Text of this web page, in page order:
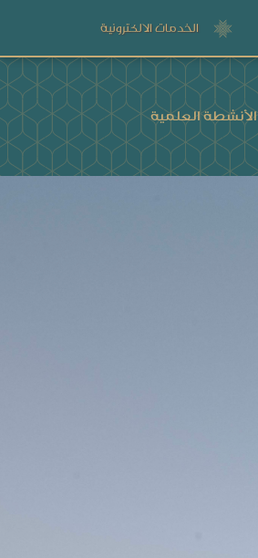
الخدمات الالكترونية
الأنشطة العلمية